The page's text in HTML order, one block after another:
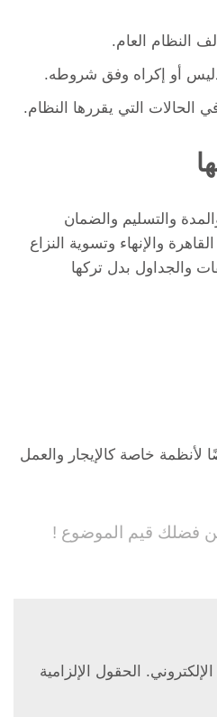
النظام العام.
أو إكراه وفق شروطه.
الحالات التي يقررها النظام.
والتسليم والضمان
والإنهاء وتسوية النزاع
والجداول بدل تركها
خاصة كالإيجار والعمل
فضلك قيم الموضوع !
الحقول الإلزامية